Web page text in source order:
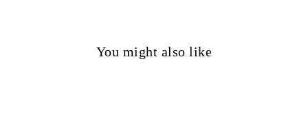
You might also like